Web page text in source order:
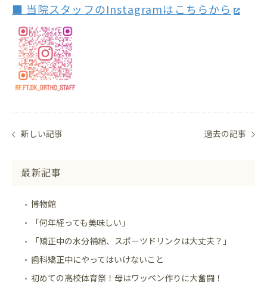
■ 当院スタッフのInstagramはこちらから
新しい記事 過去の記事
最新記事
博物館
「何年経っても美味しい」
「矯正中の水分補給、スポーツドリンクは大丈夫？」
歯科矯正中にやってはいけないこと
初めての高校体育祭！母はワッペン作りに大奮闘！